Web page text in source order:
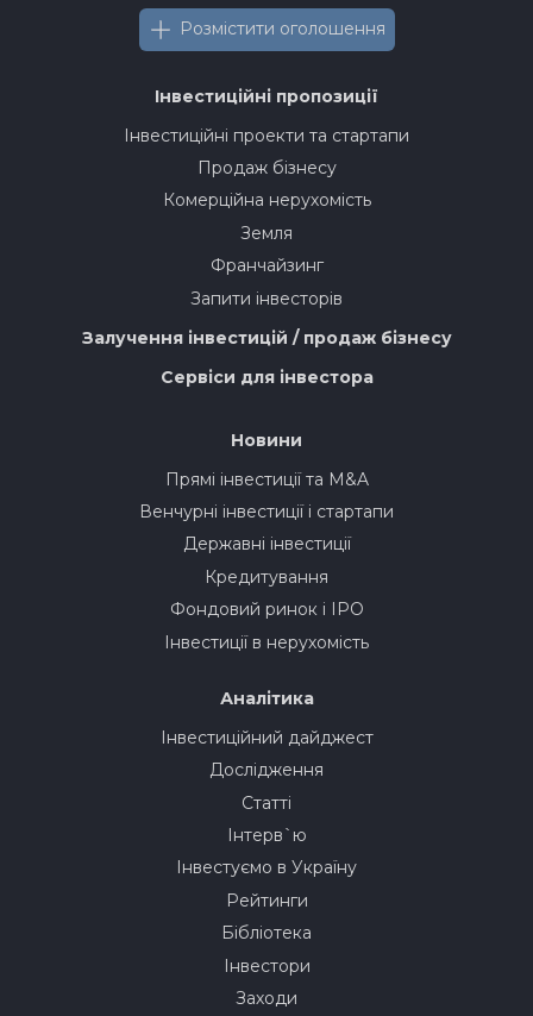
Розмістити оголошення
Інвестиційні пропозиції
Інвестиційні проекти та стартапи
Продаж бізнесу
Комерційна нерухомість
Земля
Франчайзинг
Запити інвесторів
Залучення інвестицій / продаж бізнесу
Сервіси для інвестора
Новини
Прямі інвестиції та M&A
Венчурні інвестиції і стартапи
Державні інвестиції
Кредитування
Фондовий ринок і IPO
Інвестиції в нерухомість
Аналітика
Інвестиційний дайджест
Дослідження
Статті
Інтерв`ю
Інвестуємо в Україну
Рейтинги
Бібліотека
Інвестори
Заходи